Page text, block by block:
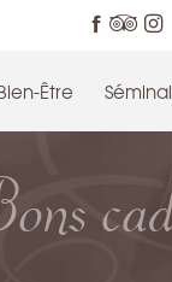
Être